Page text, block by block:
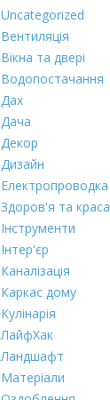
Uncategorized
Вентиляція
Вікна та двері
Водопостачання
Дах
Дача
Декор
Дизайн
Електропроводка
Здоров'я та краса
Інструменти
Інтер'єр
Каналізація
Каркас дому
Кулінарія
ЛайфХак
Ландшафт
Матеріали